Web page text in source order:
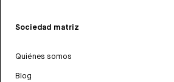
Sociedad matriz
Quiénes somos
Blog